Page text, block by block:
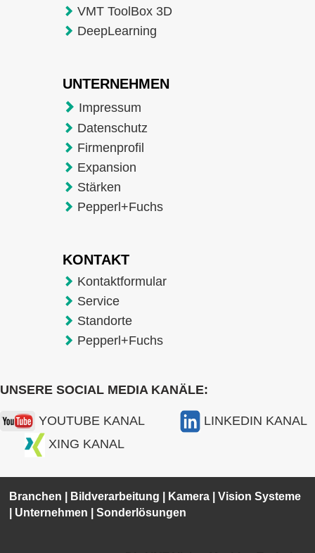
VMT ToolBox 3D
DeepLearning
UNTERNEHMEN
Impressum
Datenschutz
Firmenprofil
Expansion
Stärken
Pepperl+Fuchs
KONTAKT
Kontaktformular
Service
Standorte
Pepperl+Fuchs
UNSERE SOCIAL MEDIA KANÄLE:
YOUTUBE KANAL
LINKEDIN KANAL
XING KANAL
Branchen Bildverarbeitung Kamera |Vision Systeme
Unternehmen |Sonderlösungen